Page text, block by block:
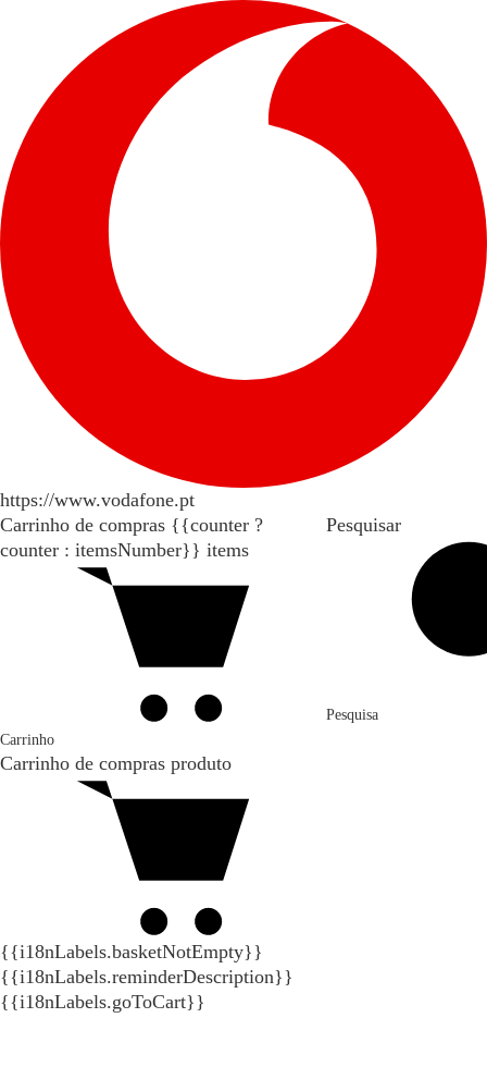
https://www.vodafone.pt
Carrinho de compras {{counter ?
counter : itemsNumber}} items
Carrinho
Carrinho de compras produto
{{i18nLabels.basketNotEmpty}}
{{i18nLabels.reminderDescription}}
{{i18nLabels.goToCart}}
Pesquisar
Pesquisa